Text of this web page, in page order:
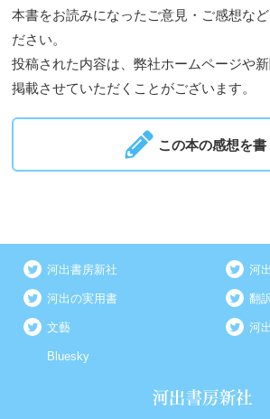
本書をお読みになったご意見・ご感想な
ださい。
投稿された内容は、弊社ホームページや
掲載させていただくことがございます。
この本の感想を書
河出書房新社 河
河出の実用書 翻
文藝 河
Bluesky